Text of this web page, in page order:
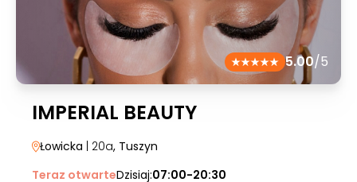
5.00/5
IMPERIAL BEAUTY
Łowicka | 20a, Tuszyn
Teraz otwarteDzisiaj:07:00-20:30